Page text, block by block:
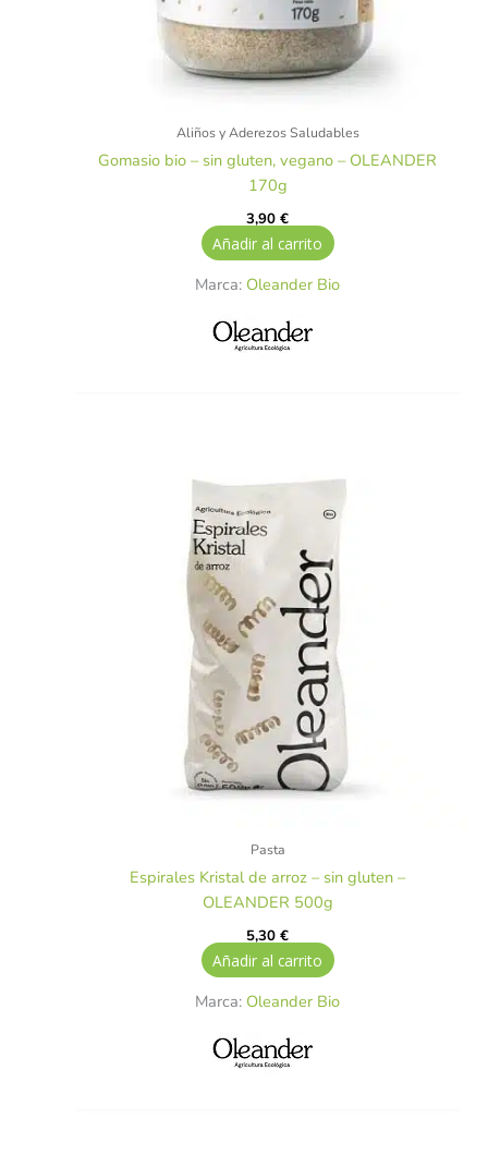
Aliños y Aderezos Saludables
Gomasio bio – sin gluten, vegano – OLEANDER
170g
3,90€
Añadir al carrito
Marca: Oleander Bio
Pasta
Espirales Kristal de arroz – sin gluten –
OLEANDER 500g
5,30€
Añadir al carrito
Marca: Oleander Bio